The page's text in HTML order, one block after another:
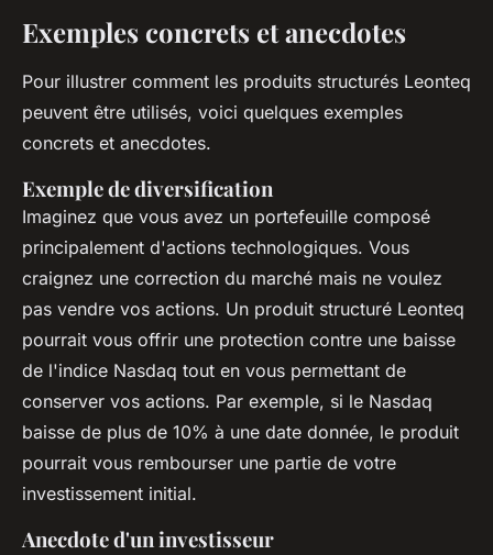
Exemples concrets et anecdotes
Pour illustrer comment les produits structurés Leonteq
peuvent être utilisés, voici quelques exemples
concrets et anecdotes.
Exemple de diversification
Imaginez que vous avez un portefeuille composé
principalement d'actions technologiques. Vous
craignez une correction du marché mais ne voulez
pas vendre vos actions. Un produit structuré Leonteq
pourrait vous offrir une protection contre une baisse
de l'indice Nasdaq tout en vous permettant de
conserver vos actions. Par exemple, si le Nasdaq
baisse de plus de 10% à une date donnée, le produit
pourrait vous rembourser une partie de votre
investissement initial.
Anecdote d'un investisseur